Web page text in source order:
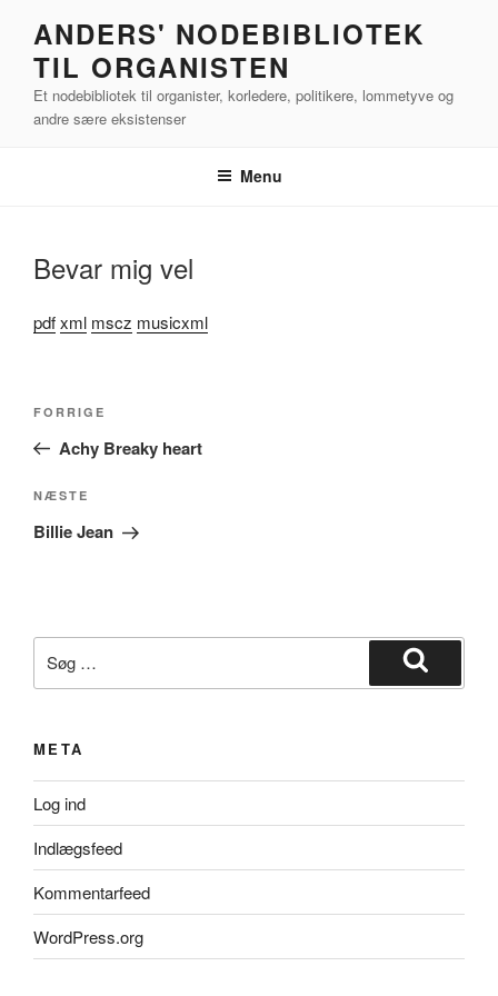
indhold
ANDERS' NODEBIBLIOTEK
TIL ORGANISTEN
Et nodebibliotek til organister, korledere, politikere, lommetyve og
andre sære eksistenser
Menu
Bevar mig vel
pdfxml mscz musicxml
Forrige
indlæg
FORRIGE
Achy Breaky heart
Næste
indlæg
NÆSTE
Billie Jean
efter:
Søg
META
Log ind
Indlægsfeed
Kommentarfeed
WordPress.org